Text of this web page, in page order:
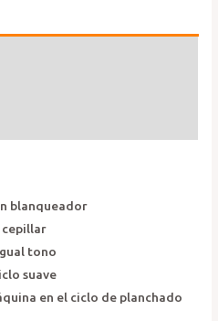
blanqueador
cepillar
tono
suave
en el ciclo de planchado